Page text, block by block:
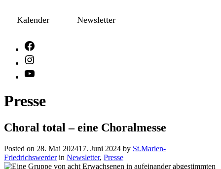
Kalender Newsletter
Presse
Choral total – eine Choralmesse
Posted on 28. Mai 202417. Juni 2024 by St.Marien-
Friedrichswerderin Newsletter, Presse